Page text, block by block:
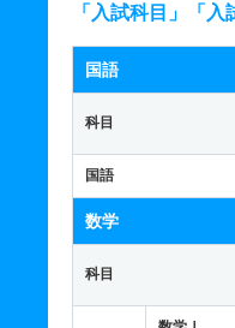
「入試科目」「
国語
科目
国語
数学
科目